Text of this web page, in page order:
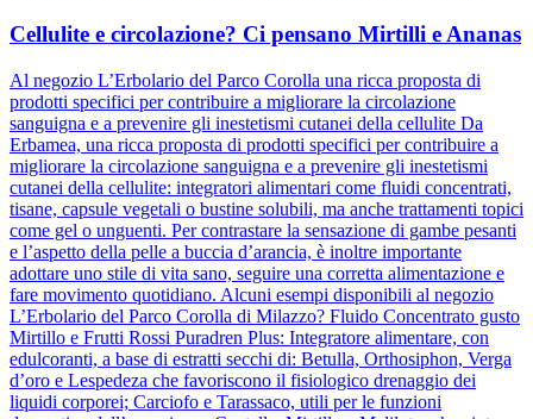
Cellulite e circolazione? Ci pensano Mirtilli e Ananas
Al negozio L’Erbolario del Parco Corolla una ricca proposta di
prodotti specifici per contribuire a migliorare la circolazione
sanguigna e a prevenire gli inestetismi cutanei della cellulite Da
Erbamea, una ricca proposta di prodotti specifici per contribuire a
migliorare la circolazione sanguigna e a prevenire gli inestetismi
cutanei della cellulite: integratori alimentari come fluidi concentrati,
tisane, capsule vegetali o bustine solubili, ma anche trattamenti topici
come gel o unguenti. Per contrastare la sensazione di gambe pesanti
e l’aspetto della pelle a buccia d’arancia, è inoltre importante
adottare uno stile di vita sano, seguire una corretta alimentazione e
fare movimento quotidiano. Alcuni esempi disponibili al negozio
L’Erbolario del Parco Corolla di Milazzo? Fluido Concentrato gusto
Mirtillo e Frutti Rossi Puradren Plus: Integratore alimentare, con
edulcoranti, a base di estratti secchi di: Betulla, Orthosiphon, Verga
d’oro e Lespedeza che favoriscono il fisiologico drenaggio dei
liquidi corporei; Carciofo e Tarassaco, utili per le funzioni